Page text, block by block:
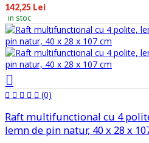
142,25 Lei
in stoc
(0)
Raft multifunctional cu 4
lemn de pin natur, 40 x 28 x